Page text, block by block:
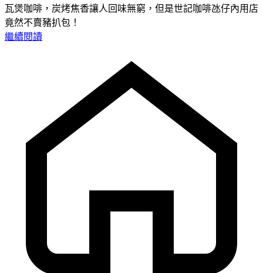
瓦煲咖啡，炭烤焦香讓人回味無窮，但是世記咖啡氹仔內用店
竟然不賣豬扒包！
繼續閱讀